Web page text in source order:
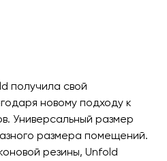
получила свой
новому подходу к
Универсальный размер
размера помещений.
резины, Unfold